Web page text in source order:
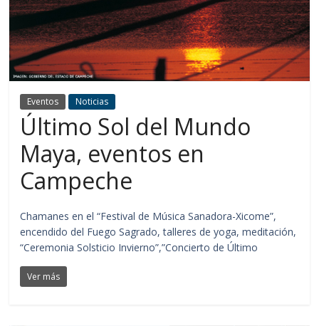
Eventos Noticias
Último Sol del Mundo
Maya, eventos en
Campeche
Chamanes en el “Festival de Música Sanadora-Xicome”,
encendido del Fuego Sagrado, talleres de yoga, meditación,
“Ceremonia Solsticio Invierno”,”Concierto de Último
Ver más